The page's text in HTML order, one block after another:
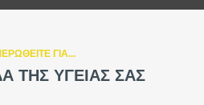
ΓΙΑ...
ΤΗΣ ΥΓΕΙΑΣ ΣΑΣ